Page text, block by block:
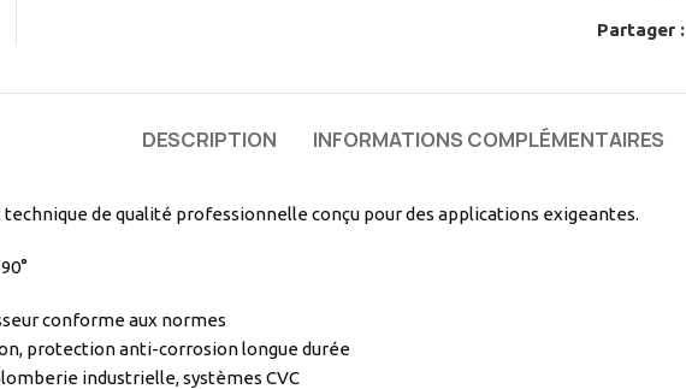
Partager :
DESCRIPTION INFORMATIONS COMPLÉMENTAIRES
de qualité professionnelle conçu pour des applications exigeantes.
conforme aux normes
protection anti-corrosion longue durée
industrielle, systèmes CVC